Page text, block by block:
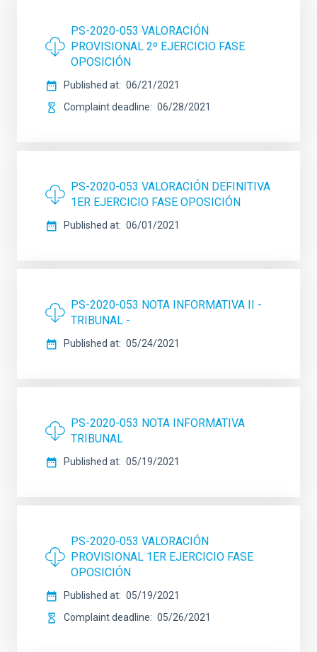
PS-2020-053 VALORACIÓN
PROVISIONAL 2º EJERCICIO FASE
OPOSICIÓN
Published at
06/21/2021
Complaint deadline
06/28/2021
PS-2020-053 VALORACIÓN DEFINITIVA
1ER EJERCICIO FASE OPOSICIÓN
Published at 06/01/2021
PS-2020-053 NOTA INFORMATIVA II -
TRIBUNAL -
Published at 05/24/2021
PS-2020-053 NOTA INFORMATIVA
TRIBUNAL
Published at 05/19/2021
PS-2020-053 VALORACIÓN
PROVISIONAL 1ER EJERCICIO FASE
OPOSICIÓN
Published at
05/19/2021
Complaint deadline
05/26/2021